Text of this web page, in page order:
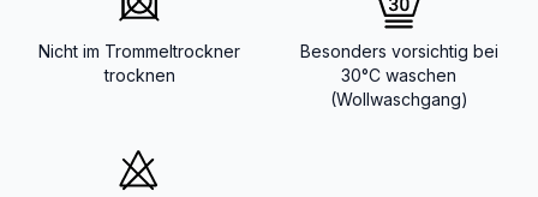
Nicht im Trommeltrockner
trocknen
Besonders vorsichtig bei
30°C waschen
(Wollwaschgang)